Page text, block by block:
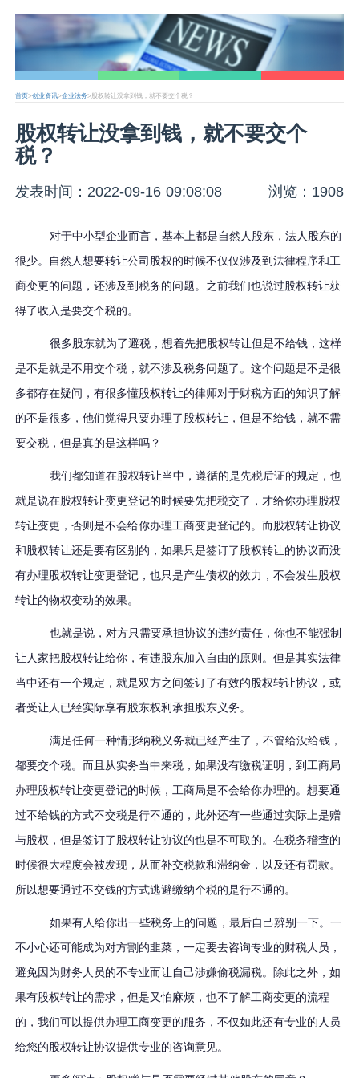
首页>创业资讯>企业法务>股权转让没拿到钱，就不要交个税？
股权转让没拿到钱，就不要交个
税？
发表时间：2022-09-16 09:08:08 浏览：1908
对于中小型企业而言，基本上都是自然人股东，法人股东的
很少。自然人想要转让公司股权的时候不仅仅涉及到法律程序和工
商变更的问题，还涉及到税务的问题。之前我们也说过股权转让获
得了收入是要交个税的。
很多股东就为了避税，想着先把股权转让但是不给钱，这样
是不是就是不用交个税，就不涉及税务问题了。这个问题是不是很
多都存在疑问，有很多懂股权转让的律师对于财税方面的知识了解
的不是很多，他们觉得只要办理了股权转让，但是不给钱，就不需
要交税，但是真的是这样吗？
我们都知道在股权转让当中，遵循的是先税后证的规定，也
就是说在股权转让变更登记的时候要先把税交了，才给你办理股权
转让变更，否则是不会给你办理工商变更登记的。而股权转让协议
和股权转让还是要有区别的，如果只是签订了股权转让的协议而没
有办理股权转让变更登记，也只是产生债权的效力，不会发生股权
转让的物权变动的效果。
也就是说，对方只需要承担协议的违约责任，你也不能强制
让人家把股权转让给你，有违股东加入自由的原则。但是其实法律
当中还有一个规定，就是双方之间签订了有效的股权转让协议，或
者受让人已经实际享有股东权利承担股东义务。
满足任何一种情形纳税义务就已经产生了，不管给没给钱，
都要交个税。而且从实务当中来税，如果没有缴税证明，到工商局
办理股权转让变更登记的时候，工商局是不会给你办理的。想要通
过不给钱的方式不交税是行不通的，此外还有一些通过实际上是赠
与股权，但是签订了股权转让协议的也是不可取的。在税务稽查的
时候很大程度会被发现，从而补交税款和滞纳金，以及还有罚款。
所以想要通过不交钱的方式逃避缴纳个税的是行不通的。
如果有人给你出一些税务上的问题，最后自己辨别一下。一
不小心还可能成为对方割的韭菜，一定要去咨询专业的财税人员，
避免因为财务人员的不专业而让自己涉嫌偷税漏税。除此之外，如
果有股权转让的需求，但是又怕麻烦，也不了解工商变更的流程
的，我们可以提供办理工商变更的服务，不仅如此还有专业的人员
给您的股权转让协议提供专业的咨询意见。